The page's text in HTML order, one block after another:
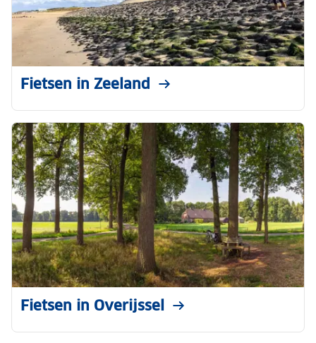
Fietsen in Zeeland
Fietsen in Overijssel